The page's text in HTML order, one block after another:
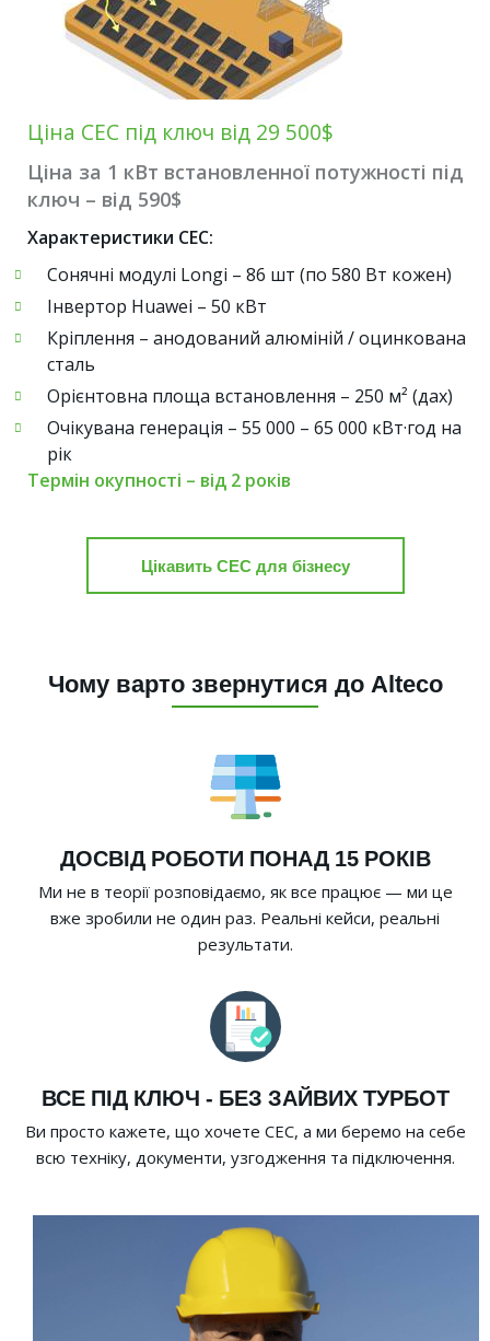
Ціна СЕС під ключ від 29 500$
Ціна за 1 кВт встановленної потужності під
ключ – від 590$
Характеристики СЕС:
Сонячні модулі Longi – 86 шт (по 580 Вт кожен)
Інвертор Huawei – 50 кВт
Кріплення – анодований алюміній / оцинкована
сталь
Орієнтовна площа встановлення – 250 м² (дах)
Очікувана генерація – 55 000 – 65 000 кВт·год на
рік
Термін окупності – від 2 років
Цікавить СЕС для бізнесу
Чому варто звернутися до Alteco
ДОСВІД РОБОТИ ПОНАД 15 РОКІВ
Ми не в теорії розповідаємо, як все працює — ми це
вже зробили не один раз. Реальні кейси, реальні
результати.
ВСЕ ПІД КЛЮЧ - БЕЗ ЗАЙВИХ ТУРБОТ
Ви просто кажете, що хочете СЕС, а ми беремо на себе
всю техніку, документи, узгодження та підключення.